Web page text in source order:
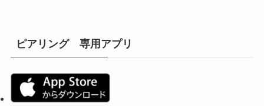
ピアリング 専用アプリ